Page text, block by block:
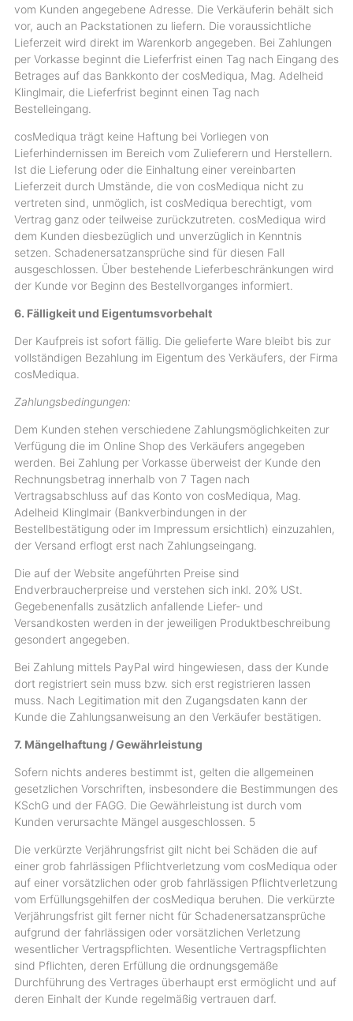
vom Kunden angegebene Adresse. Die Verkäuferin behält sich
vor, auch an Packstationen zu liefern. Die voraussichtliche
Lieferzeit wird direkt im Warenkorb angegeben. Bei Zahlungen
per Vorkasse beginnt die Lieferfrist einen Tag nach Eingang des
Betrages auf das Bankkonto der cosMediqua, Mag. Adelheid
Klinglmair, die Lieferfrist beginnt einen Tag nach
Bestelleingang.
cosMediqua trägt keine Haftung bei Vorliegen von
Lieferhindernissen im Bereich vom Zulieferern und Herstellern.
Ist die Lieferung oder die Einhaltung einer vereinbarten
Lieferzeit durch Umstände, die von cosMediqua nicht zu
vertreten sind, unmöglich, ist cosMediqua berechtigt, vom
Vertrag ganz oder teilweise zurückzutreten. cosMediqua wird
dem Kunden diesbezüglich und unverzüglich in Kenntnis
setzen. Schadenersatzansprüche sind für diesen Fall
ausgeschlossen. Über bestehende Lieferbeschränkungen wird
der Kunde vor Beginn des Bestellvorganges informiert.
6. Fälligkeit und Eigentumsvorbehalt
Der Kaufpreis ist sofort fällig. Die gelieferte Ware bleibt bis zur
vollständigen Bezahlung im Eigentum des Verkäufers, der Firma
cosMediqua.
Zahlungsbedingungen:
Dem Kunden stehen verschiedene Zahlungsmöglichkeiten zur
Verfügung die im Online Shop des Verkäufers angegeben
werden. Bei Zahlung per Vorkasse überweist der Kunde den
Rechnungsbetrag innerhalb von 7 Tagen nach
Vertragsabschluss auf das Konto von cosMediqua, Mag.
Adelheid Klinglmair (Bankverbindungen in der
Bestellbestätigung oder im Impressum ersichtlich) einzuzahlen,
der Versand erflogt erst nach Zahlungseingang.
Die auf der Website angeführten Preise sind
Endverbraucherpreise und verstehen sich inkl. 20% USt.
Gegebenenfalls zusätzlich anfallende Liefer- und
Versandkosten werden in der jeweiligen Produktbeschreibung
gesondert angegeben.
Bei Zahlung mittels PayPal wird hingewiesen, dass der Kunde
dort registriert sein muss bzw. sich erst registrieren lassen
muss. Nach Legitimation mit den Zugangsdaten kann der
Kunde die Zahlungsanweisung an den Verkäufer bestätigen.
7. Mängelhaftung / Gewährleistung
Sofern nichts anderes bestimmt ist, gelten die allgemeinen
gesetzlichen Vorschriften, insbesondere die Bestimmungen des
KSchG und der FAGG. Die Gewährleistung ist durch vom
Kunden verursachte Mängel ausgeschlossen. 5
Die verkürzte Verjährungsfrist gilt nicht bei Schäden die auf
einer grob fahrlässigen Pflichtverletzung vom cosMediqua oder
auf einer vorsätzlichen oder grob fahrlässigen Pflichtverletzung
vom Erfüllungsgehilfen der cosMediqua beruhen. Die verkürzte
Verjährungsfrist gilt ferner nicht für Schadenersatzansprüche
aufgrund der fahrlässigen oder vorsätzlichen Verletzung
wesentlicher Vertragspflichten. Wesentliche Vertragspflichten
sind Pflichten, deren Erfüllung die ordnungsgemäße
Durchführung des Vertrages überhaupt erst ermöglicht und auf
deren Einhalt der Kunde regelmäßig vertrauen darf.